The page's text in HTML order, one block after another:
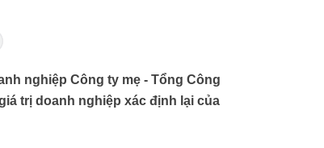
nghiệp Công ty mẹ - Tổng Công
trị doanh nghiệp xác định lại của